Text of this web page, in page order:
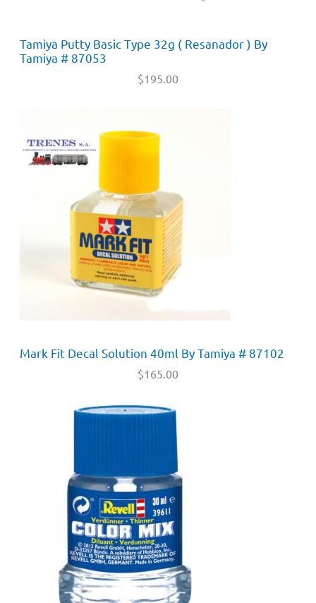
Tamiya Putty Basic Type 32g ( Resanador ) By
Tamiya # 87053
$195.00
Mark Fit Decal Solution 40ml By Tamiya # 87102
$165.00